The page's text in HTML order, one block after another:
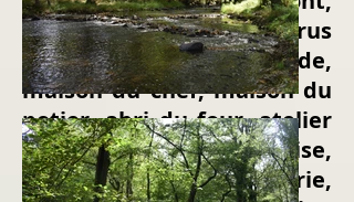
bâtiment de service, murus
gallicus, poste de garde,
maison du chef, maison du
potier, abri du four, atelier
de céramique, remise,
atelier de tissage, écurie,